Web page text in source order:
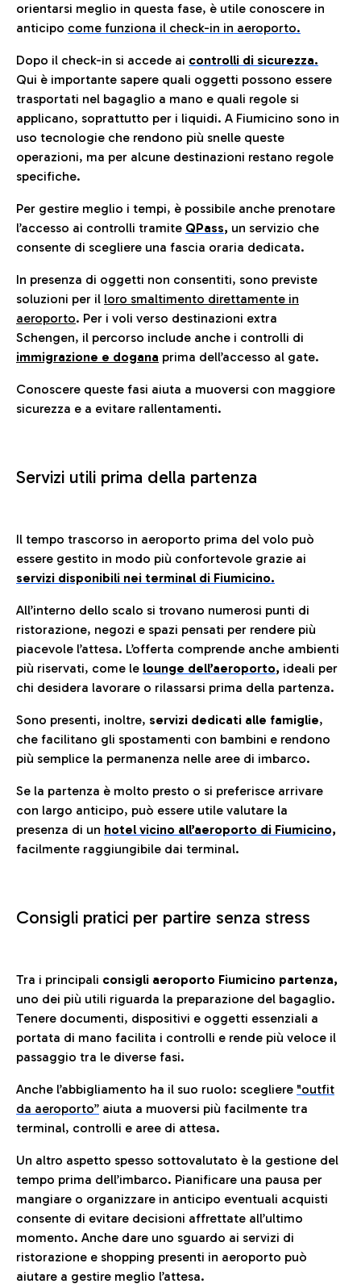
orientarsi meglio in questa fase, è utile conoscere in
anticipo come funziona il check-in in aeroporto.
Dopo il check-in si accede ai controlli di sicurezza.
Qui è importante sapere quali oggetti possono essere
trasportati nel bagaglio a mano e quali regole si
applicano, soprattutto per i liquidi. A Fiumicino sono in
uso tecnologie che rendono più snelle queste
operazioni, ma per alcune destinazioni restano regole
specifiche.
Per gestire meglio i tempi, è possibile anche prenotare
l’accesso ai controlli tramite QPass, un servizio che
consente di scegliere una fascia oraria dedicata.
In presenza di oggetti non consentiti, sono previste
soluzioni per il loro smaltimento direttamente in
aeroporto. Per i voli verso destinazioni extra
Schengen, il percorso include anche i controlli di
immigrazione e dogana prima dell’accesso al gate.
Conoscere queste fasi aiuta a muoversi con maggiore
sicurezza e a evitare rallentamenti.
Servizi utili prima della partenza
Il tempo trascorso in aeroporto prima del volo può
essere gestito in modo più confortevole grazie ai
servizi disponibili nei terminal di Fiumicino.
All’interno dello scalo si trovano numerosi punti di
ristorazione, negozi e spazi pensati per rendere più
piacevole l’attesa. L’offerta comprende anche ambienti
più riservati, come le lounge dell’aeroporto, ideali per
chi desidera lavorare o rilassarsi prima della partenza.
Sono presenti, inoltre, servizi dedicati alle famiglie,
che facilitano gli spostamenti con bambini e rendono
più semplice la permanenza nelle aree di imbarco.
Se la partenza è molto presto o si preferisce arrivare
con largo anticipo, può essere utile valutare la
presenza di un hotel vicino all’aeroporto di Fiumicino,
facilmente raggiungibile dai terminal.
Consigli pratici per partire senza stress
Tra i principali consigli aeroporto Fiumicino partenza,
uno dei più utili riguarda la preparazione del bagaglio.
Tenere documenti, dispositivi e oggetti essenziali a
portata di mano facilita i controlli e rende più veloce il
passaggio tra le diverse fasi.
Anche l’abbigliamento ha il suo ruolo: scegliere "outfit
da aeroporto” aiuta a muoversi più facilmente tra
terminal, controlli e aree di attesa.
Un altro aspetto spesso sottovalutato è la gestione del
tempo prima dell’imbarco. Pianificare una pausa per
mangiare o organizzare in anticipo eventuali acquisti
consente di evitare decisioni affrettate all’ultimo
momento. Anche dare uno sguardo ai servizi di
ristorazione e shopping presenti in aeroporto può
aiutare a gestire meglio l’attesa.